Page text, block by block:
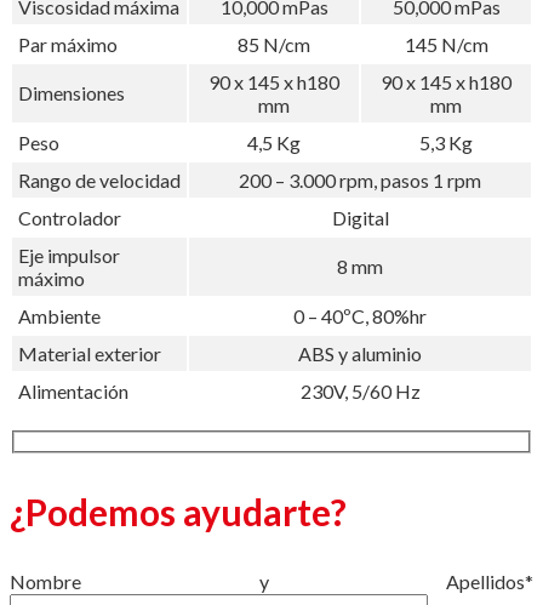
Viscosidad máxima 10,000 mPas
50,000 mPas
Par máximo
85 N/cm 145 N/cm
Dimensiones
90 x 145 x h180
mm
90 x 145 x h180
mm
Peso
4,5 Kg
5,3 Kg
Rango de velocidad
200 – 3.000 rpm, pasos 1 rpm
Controlador
Digital
Eje impulsor
máximo
8 mm
Ambiente
0 – 40ºC, 80%hr
Material exterior
ABS y aluminio
Alimentación
230V, 5/60 Hz
¿Podemos ayudarte?
Nombre y Apellidos*